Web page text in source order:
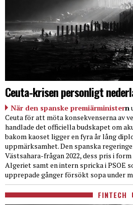
Ceuta-krisen personligt
När den spanske premiärministern
Ceuta för att möta konsekvenserna av
handlade det officiella budskapet om
bakom kaoset ligger en fyra år lång
uppmärksamhet. Den spanska
Västsahara-frågan 2022, dess pris i
Algeriet samt en intern spricka i PSOE
upprepade gånger försökt sopa under
FINTECH